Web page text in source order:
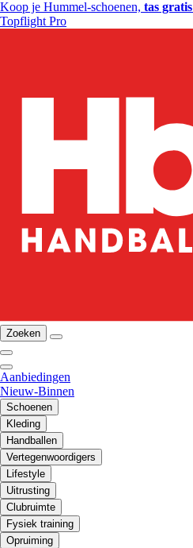
Koop je Hummel-schoenen, tas gratis
Topflight Pro
Zoeken
Aanbiedingen
Nieuw-Binnen
Schoenen
Kleding
Handballen
Vertegenwoordigers
Lifestyle
Uitrusting
Clubruimte
Fysiek training
Opruiming